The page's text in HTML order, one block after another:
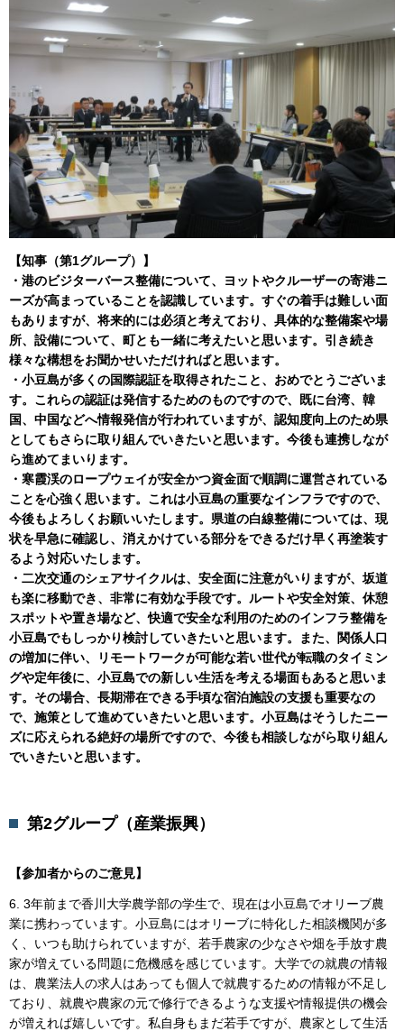
【知事（第1グループ）】
・港のビジターバース整備について、ヨットやクルーザーの寄港ニ
ーズが高まっていることを認識しています。すぐの着手は難しい面
もありますが、将来的には必須と考えており、具体的な整備案や場
所、設備について、町とも一緒に考えたいと思います。引き続き
様々な構想をお聞かせいただければと思います。
・小豆島が多くの国際認証を取得されたこと、おめでとうございま
す。これらの認証は発信するためのものですので、既に台湾、韓
国、中国などへ情報発信が行われていますが、認知度向上のため県
としてもさらに取り組んでいきたいと思います。今後も連携しなが
ら進めてまいります。
・寒霞渓のロープウェイが安全かつ資金面で順調に運営されている
ことを心強く思います。これは小豆島の重要なインフラですので、
今後もよろしくお願いいたします。県道の白線整備については、現
状を早急に確認し、消えかけている部分をできるだけ早く再塗装す
るよう対応いたします。
・二次交通のシェアサイクルは、安全面に注意がいりますが、坂道
も楽に移動でき、非常に有効な手段です。ルートや安全対策、休憩
スポットや置き場など、快適で安全な利用のためのインフラ整備を
小豆島でもしっかり検討していきたいと思います。また、関係人口
の増加に伴い、リモートワークが可能な若い世代が転職のタイミン
グや定年後に、小豆島での新しい生活を考える場面もあると思いま
す。その場合、長期滞在できる手頃な宿泊施設の支援も重要なの
で、施策として進めていきたいと思います。小豆島はそうしたニー
ズに応えられる絶好の場所ですので、今後も相談しながら取り組ん
でいきたいと思います。
第2グループ（産業振興）
【参加者からのご意見】
6. 3年前まで香川大学農学部の学生で、現在は小豆島でオリーブ農
業に携わっています。小豆島にはオリーブに特化した相談機関が多
く、いつも助けられていますが、若手農家の少なさや畑を手放す農
家が増えている問題に危機感を感じています。大学での就農の情報
は、農業法人の求人はあっても個人で就農するための情報が不足し
ており、就農や農家の元で修行できるような支援や情報提供の機会
が増えれば嬉しいです。私自身もまだ若手ですが、農家として生活